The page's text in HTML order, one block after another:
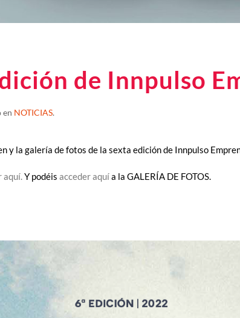
de Innpulso
en NOTICIAS.
y la galería de fotos de la sexta edición de Innpulso
aquí.Y podéis acceder aquía la GALERÍA DE FOTOS.